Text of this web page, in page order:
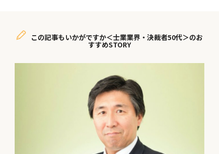
この記事もいかがですか＜士業業界・決裁者50代＞のお
すすめSTORY